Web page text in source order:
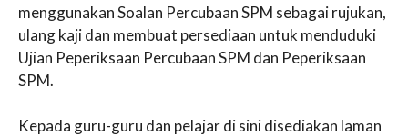
menggunakan Soalan Percubaan SPM sebagai rujukan,
ulang kaji dan membuat persediaan untuk menduduki
Ujian Peperiksaan Percubaan SPM dan Peperiksaan
SPM.
Kepada guru-guru dan pelajar di sini disediakan laman